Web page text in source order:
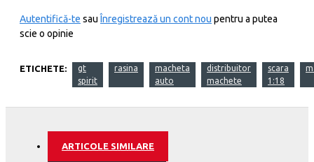
Autentifică-te sau Înregistrează un cont nou pentru a putea
scie o opinie
ETICHETE:
gt
spirit
rasina
macheta
auto
distribuitor
machete
scara
1:18
ARTICOLE SIMILARE